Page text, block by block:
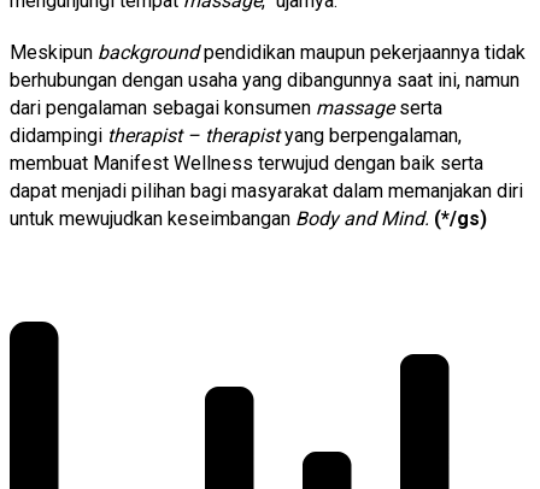
Meskipun backgroundpendidikan maupun pekerjaannya tidak
berhubungan dengan usaha yang dibangunnya saat ini, namun
dari pengalaman sebagai konsumen massageserta
didampingi therapist – therapistyang berpengalaman,
membuat Manifest Wellness terwujud dengan baik serta
dapat menjadi pilihan bagi masyarakat dalam memanjakan diri
untuk mewujudkan keseimbangan Body and Mind. (*/gs)